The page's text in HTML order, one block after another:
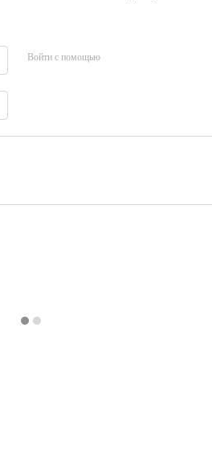
Войти с помощью